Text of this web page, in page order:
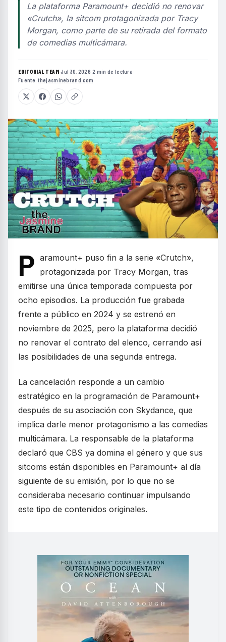
La plataforma Paramount+ decidió no renovar
«Crutch», la sitcom protagonizada por Tracy
Morgan, como parte de su retirada del formato
de comedias multicámara.
EDITORIAL TEAM·Jul 30, 2026·2 min de lectura·
Fuente:thejasminebrand.com
P aramount+ puso fin a la serie «Crutch»,
protagonizada por Tracy Morgan, tras
emitirse una única temporada compuesta por
ocho episodios. La producción fue grabada
frente a público en 2024 y se estrenó en
noviembre de 2025, pero la plataforma decidió
no renovar el contrato del elenco, cerrando así
las posibilidades de una segunda entrega.
La cancelación responde a un cambio
estratégico en la programación de Paramount+
después de su asociación con Skydance, que
implica darle menor protagonismo a las comedias
multicámara. La responsable de la plataforma
declaró que CBS ya domina el género y que sus
sitcoms están disponibles en Paramount+ al día
siguiente de su emisión, por lo que no se
consideraba necesario continuar impulsando
este tipo de contenidos originales.